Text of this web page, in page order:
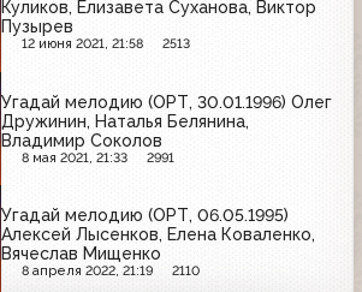
Куликов, Елизавета Суханова, Виктор
Пузырев
12 июня 2021, 21:58 2513
Угадай мелодию (ОРТ, 30.01.1996) Олег
Дружинин, Наталья Белянина,
Владимир Соколов
8 мая 2021, 21:33 2991
Угадай мелодию (ОРТ, 06.05.1995)
Алексей Лысенков, Елена Коваленко,
Вячеслав Мищенко
8 апреля 2022, 21:19 2110